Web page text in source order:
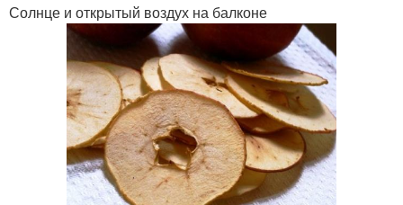
Солнце и открытый воздух на балконе